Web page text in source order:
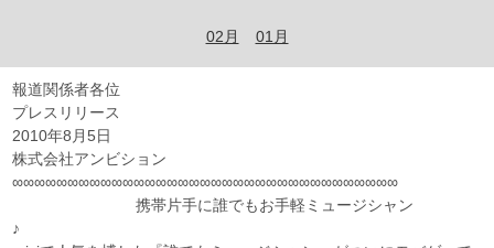
02月 01月
報道関係者各位
プレスリリース
2010年8月5日
株式会社アンビション
∞∞∞∞∞∞∞∞∞∞∞∞∞∞∞∞∞∞∞∞∞∞∞∞∞∞∞∞∞∞∞∞∞∞∞
携帯片手に誰でもお手軽ミュージシャン
♪